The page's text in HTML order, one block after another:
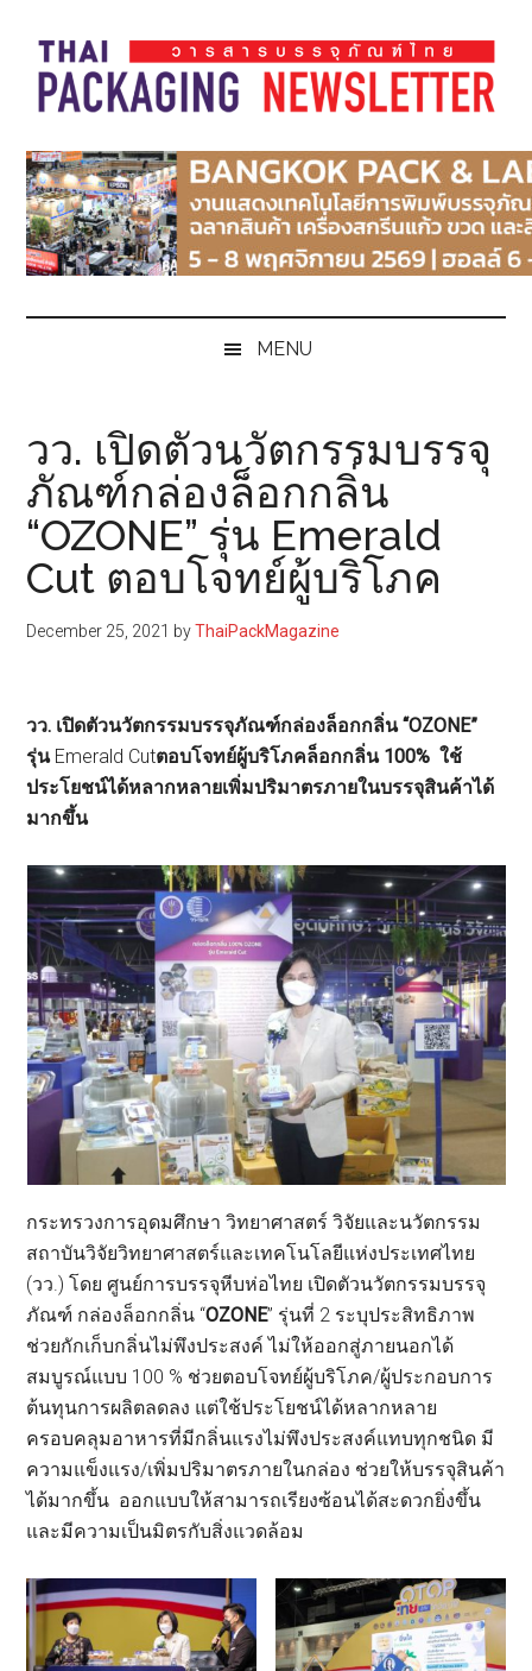
main
content
secondary
menu
primary
sidebar
footer
Thai
Pack
Magazine
Pack
Magazine
MENU
วว. เปิดตัวนวัตกรรมบรรจุ
ภัณฑ์กล่องล็อกกลิ่น
“OZONE” รุ่น Emerald
Cut ตอบโจทย์ผู้บริโภค
December 25, 2021 byThaiPackMagazine
วว. เปิดตัวนวัตกรรมบรรจุภัณฑ์กล่องล็อกกลิ่น “OZONE”
รุ่นEmerald Cutตอบโจทย์ผู้บริโภคล็อกกลิ่น 100% ใช้
ประโยชน์ได้หลากหลายเพิ่มปริมาตรภายในบรรจุสินค้าได้
มากขึ้น
กระทรวงการอุดมศึกษา วิทยาศาสตร์ วิจัยและนวัตกรรม
สถาบันวิจัยวิทยาศาสตร์และเทคโนโลยีแห่งประเทศไทย
(วว.) โดย ศูนย์การบรรจุหีบห่อไทย เปิดตัวนวัตกรรมบรรจุ
ภัณฑ์ กล่องล็อกกลิ่น “OZONE” รุ่นที่ 2 ระบุประสิทธิภาพ
ช่วยกักเก็บกลิ่นไม่พึงประสงค์ ไม่ให้ออกสู่ภายนอกได้
สมบูรณ์แบบ 100 % ช่วยตอบโจทย์ผู้บริโภค/ผู้ประกอบการ
ต้นทุนการผลิตลดลง แต่ใช้ประโยชน์ได้หลากหลาย
ครอบคลุมอาหารที่มีกลิ่นแรงไม่พึงประสงค์แทบทุกชนิด มี
ความแข็งแรง/เพิ่มปริมาตรภายในกล่อง ช่วยให้บรรจุสินค้า
ได้มากขึ้น ออกแบบให้สามารถเรียงซ้อนได้สะดวกยิ่งขึ้น
และมีความเป็นมิตรกับสิ่งแวดล้อม